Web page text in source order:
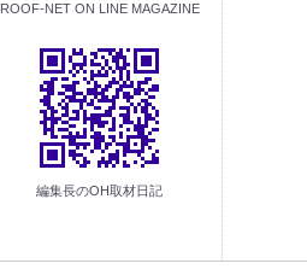
ROOF-NET ON LINE MAGAZINE
編集長のOH取材日記